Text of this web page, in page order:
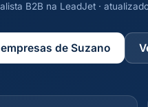
B2B na LeadJet ·
de Suzano